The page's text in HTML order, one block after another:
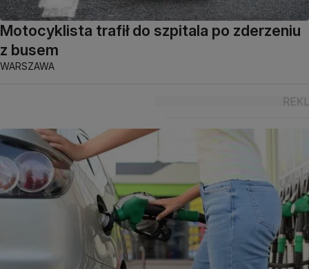
Motocyklista trafił do szpitala po zderzeniu
z busem
WARSZAWA